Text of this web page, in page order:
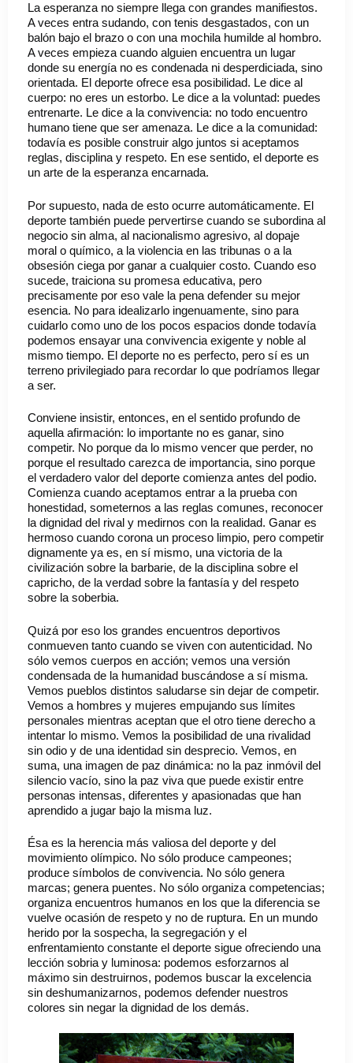
La esperanza no siempre llega con grandes manifiestos.
A veces entra sudando, con tenis desgastados, con un
balón bajo el brazo o con una mochila humilde al hombro.
A veces empieza cuando alguien encuentra un lugar
donde su energía no es condenada ni desperdiciada, sino
orientada. El deporte ofrece esa posibilidad. Le dice al
cuerpo: no eres un estorbo. Le dice a la voluntad: puedes
entrenarte. Le dice a la convivencia: no todo encuentro
humano tiene que ser amenaza. Le dice a la comunidad:
todavía es posible construir algo juntos si aceptamos
reglas, disciplina y respeto. En ese sentido, el deporte es
un arte de la esperanza encarnada.
Por supuesto, nada de esto ocurre automáticamente. El
deporte también puede pervertirse cuando se subordina al
negocio sin alma, al nacionalismo agresivo, al dopaje
moral o químico, a la violencia en las tribunas o a la
obsesión ciega por ganar a cualquier costo. Cuando eso
sucede, traiciona su promesa educativa, pero
precisamente por eso vale la pena defender su mejor
esencia. No para idealizarlo ingenuamente, sino para
cuidarlo como uno de los pocos espacios donde todavía
podemos ensayar una convivencia exigente y noble al
mismo tiempo. El deporte no es perfecto, pero sí es un
terreno privilegiado para recordar lo que podríamos llegar
a ser.
Conviene insistir, entonces, en el sentido profundo de
aquella afirmación: lo importante no es ganar, sino
competir. No porque da lo mismo vencer que perder, no
porque el resultado carezca de importancia, sino porque
el verdadero valor del deporte comienza antes del podio.
Comienza cuando aceptamos entrar a la prueba con
honestidad, someternos a las reglas comunes, reconocer
la dignidad del rival y medirnos con la realidad. Ganar es
hermoso cuando corona un proceso limpio, pero competir
dignamente ya es, en sí mismo, una victoria de la
civilización sobre la barbarie, de la disciplina sobre el
capricho, de la verdad sobre la fantasía y del respeto
sobre la soberbia.
Quizá por eso los grandes encuentros deportivos
conmueven tanto cuando se viven con autenticidad. No
sólo vemos cuerpos en acción; vemos una versión
condensada de la humanidad buscándose a sí misma.
Vemos pueblos distintos saludarse sin dejar de competir.
Vemos a hombres y mujeres empujando sus límites
personales mientras aceptan que el otro tiene derecho a
intentar lo mismo. Vemos la posibilidad de una rivalidad
sin odio y de una identidad sin desprecio. Vemos, en
suma, una imagen de paz dinámica: no la paz inmóvil del
silencio vacío, sino la paz viva que puede existir entre
personas intensas, diferentes y apasionadas que han
aprendido a jugar bajo la misma luz.
Ésa es la herencia más valiosa del deporte y del
movimiento olímpico. No sólo produce campeones;
produce símbolos de convivencia. No sólo genera
marcas; genera puentes. No sólo organiza competencias;
organiza encuentros humanos en los que la diferencia se
vuelve ocasión de respeto y no de ruptura. En un mundo
herido por la sospecha, la segregación y el
enfrentamiento constante el deporte sigue ofreciendo una
lección sobria y luminosa: podemos esforzarnos al
máximo sin destruirnos, podemos buscar la excelencia
sin deshumanizarnos, podemos defender nuestros
colores sin negar la dignidad de los demás.